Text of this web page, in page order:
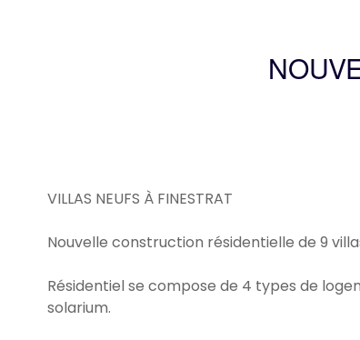
VILLAS NEUFS À FINESTRAT
Nouvelle construction résidentielle de 9
Résidentiel se compose de 4 types de
solarium.